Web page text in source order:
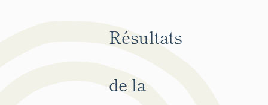
Résultats
de la